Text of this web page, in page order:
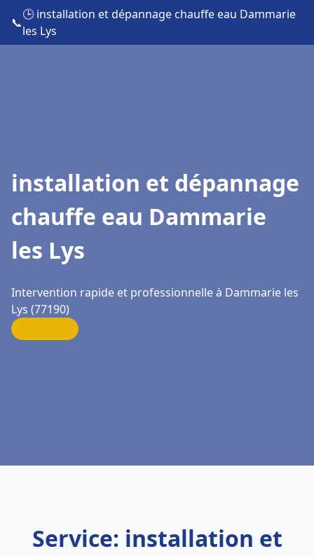
📞
🕒 installation et dépannage chauffe eau Dammarie
les Lys
installation et dépannage
chauffe eau Dammarie
les Lys
Intervention rapide et professionnelle à Dammarie les
Lys (77190)
Service: installation et